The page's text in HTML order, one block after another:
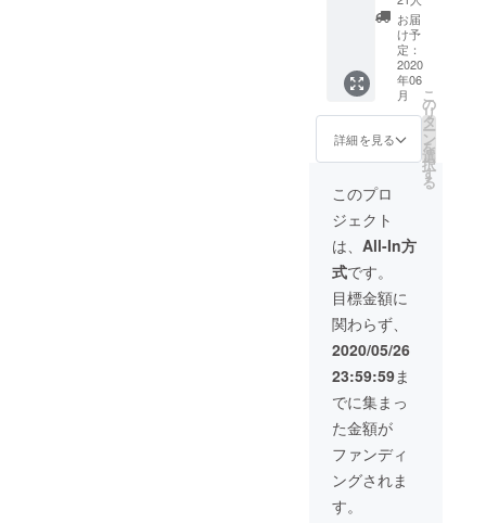
身幅
55cm、
裄丈
49cm
XLサイ
ズ：身
丈
78cm、
60cm、
裄丈
送料は
こちら
いたし
ます。
シャツ
・トー
トバッ
グ ・オ
リジナ
ルブッ
クカ
バー ▼
ズ：身
71cm、
身幅
45cm、
裄丈
41cm M
サイ
ズ：身
丈
身幅
50cm、
裄丈
45cm L
サイ
ズ：身
丈
く害す
モノ以
外であ
れば積
極的に
取り入
れま
す。 ま
で1名限
でぜひ
お待ち
してお
りま
す！ ※
完成し
た商品
はすべ
供させ
ていた
だきま
す。
りくら
りTシャ
ツ』
（送料
税金
込） ク
ラファ
ン限定
でこち
ご提供
させて
いただ
きま
す。 受
注生産
です。
▼ボ
ディ
GILDA
N 6.0オ
ンス ▼
サイズ
Sサイ
ズ：身
丈
71cm、
身幅
お届
け予
定：
2020
年06
月
詳細を見る
こ
の
リ
タ
ー
ン
を
選
択
す
る
このプロ
ジェクト
は、 All-In方
式です。
目標金額に
関わらず、
2020/05/26
23:59:59ま
でに集まっ
た金額が
ファンディ
ングされま
す。